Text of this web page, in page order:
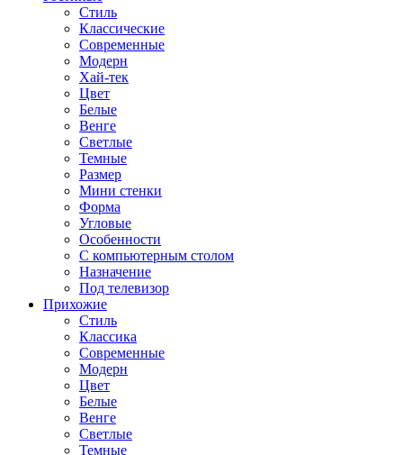
Стиль
Классические
Современные
Модерн
Хай-тек
Цвет
Белые
Венге
Светлые
Темные
Размер
Мини стенки
Форма
Угловые
Особенности
С компьютерным столом
Назначение
Под телевизор
Прихожие
Стиль
Классика
Современные
Модерн
Цвет
Белые
Венге
Светлые
Темные